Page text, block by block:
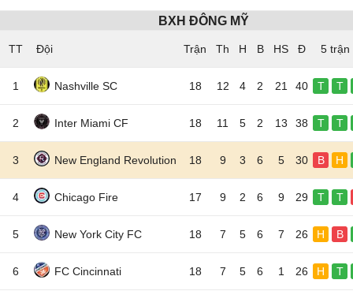
BXH ĐÔNG MỸ
TT Đội 5 trận
1 Nashville SC 18 12 4 2 21 40 T T
2 Inter Miami CF 18 11 5 2 13 38 T T
3 New England Revolution 18 9 3 6 5 30 B H
4 Chicago Fire 17 9 2 6 9 29 T T
5 New York City FC 18 7 5 6 7 26 H B
6 FC Cincinnati 18 7 5 6 1 26 H T